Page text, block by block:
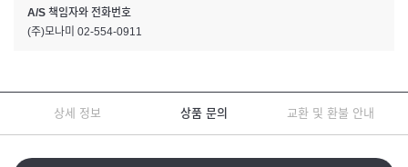
A/S 책임자와 전화번호
(주)모나미 02-554-0911
상세 정보 상품 문의 교환 및 환불 안내